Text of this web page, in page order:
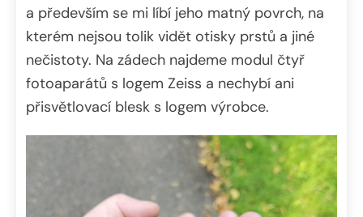
a především se mi líbí jeho matný povrch, na
kterém nejsou tolik vidět otisky prstů a jiné
nečistoty. Na zádech najdeme modul čtyř
fotoaparátů s logem Zeiss a nechybí ani
přisvětlovací blesk s logem výrobce.